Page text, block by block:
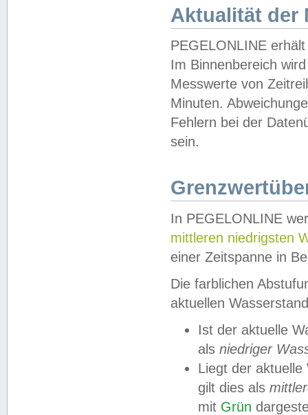
Aktualität der
PEGELONLINE
Im Binnenbereich
Messwerte von
Minuten.
Fehlern bei der
sein.
In PEGELONLINE
mittleren niedrigsten
einer Zeitspanne in
Die farblichen
aktuellen
Ist der aktuelle
als niedriger
Liegt der
gilt dies als
mit Grün